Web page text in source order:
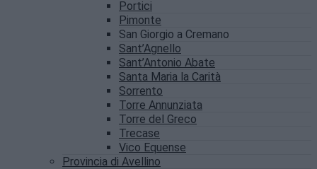
Portici
Pimonte
San Giorgio a Cremano
Sant’Agnello
Sant’Antonio Abate
Santa Maria la Carità
Sorrento
Torre Annunziata
Torre del Greco
Trecase
Vico Equense
Provincia di Avellino